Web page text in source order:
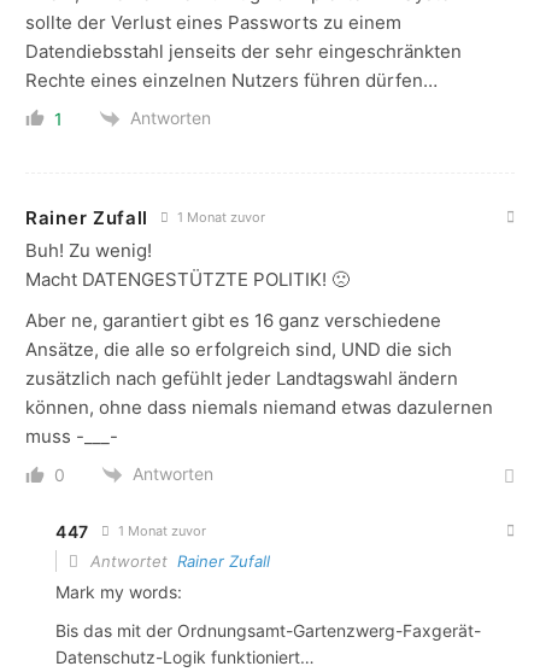
sollte der Verlust eines Passworts zu einem
Datendiebsstahl jenseits der sehr eingeschränkten
Rechte eines einzelnen Nutzers führen dürfen…
1 Antworten
Rainer Zufall 1 Monat zuvor
Buh! Zu wenig!
Macht DATENGESTÜTZTE POLITIK! 🙁
Aber ne, garantiert gibt es 16 ganz verschiedene
Ansätze, die alle so erfolgreich sind, UND die sich
zusätzlich nach gefühlt jeder Landtagswahl ändern
können, ohne dass niemals niemand etwas dazulernen
muss -___-
0 Antworten
447 1 Monat zuvor
Antwortet Rainer Zufall
Mark my words:
Bis das mit der Ordnungsamt-Gartenzwerg-Faxgerät-
Datenschutz-Logik funktioniert…